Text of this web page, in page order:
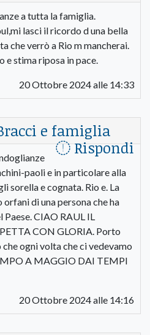
a tutta la famiglia.
lasci il ricordo d una bella
che verrò a Rio m mancherai.
e stima riposa in pace.
20 Ottobre 2024 alle 14:33
e famiglia
Rispondi
paoli e in particolare alla
sorella e cognata. Rio e. La
orfani di una persona che ha
CIAO RAUL IL
CON GLORIA. Porto
ogni volta che ci vedevamo
A MAGGIO DAI TEMPI
20 Ottobre 2024 alle 14:16